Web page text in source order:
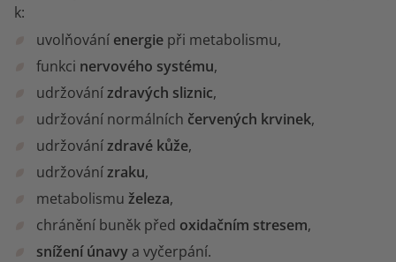
k:
uvolňování energie při metabolismu,
funkci nervového systému,
udržovánízdravých sliznic,
udržování normálních červených krvinek,
udržovánízdravé kůže,
udržovánízraku,
metabolismu železa,
chránění buněk před oxidačním stresem,
snížení únavy a vyčerpání.